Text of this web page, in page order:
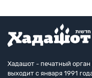
Хадашот - печатный
выходит с января 1991